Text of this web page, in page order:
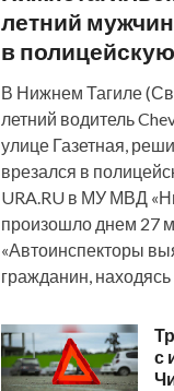
летний
в
В Нижнем Тагиле
летний водитель
улице Газетная,
врезался в
URA.RU в МУ МВД
произошло днем 27
«Автоинспекторы
гражданин,
с